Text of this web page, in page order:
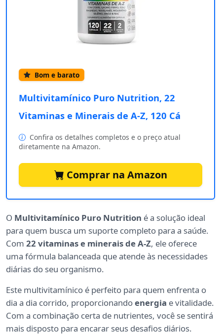
Bom e barato
Multivitamínico Puro Nutrition, 22
Vitaminas e Minerais de A-Z, 120 Cá
Confira os detalhes completos e o preço atual
diretamente na Amazon.
Comprar na Amazon
O Multivitamínico Puro Nutrition é a solução ideal
para quem busca um suporte completo para a saúde.
Com 22 vitaminas e minerais de A-Z, ele oferece
uma fórmula balanceada que atende às necessidades
diárias do seu organismo.
Este multivitamínico é perfeito para quem enfrenta o
dia a dia corrido, proporcionandoenergia e vitalidade.
Com a combinação certa de nutrientes, você se sentirá
mais disposto para encarar seus desafios diários.